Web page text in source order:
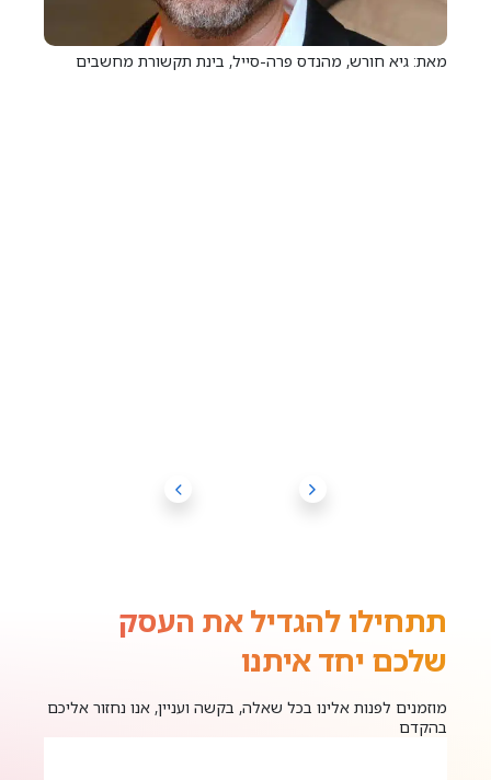
מאת: גיא חורש, מהנדס פרה-סייל, בינת תקשורת מחשבים
תתחילו להגדיל את העסק
שלכם יחד איתנו
מוזמנים לפנות אלינו בכל שאלה, בקשה ועניין, אנו נחזור אליכם
בהקדם